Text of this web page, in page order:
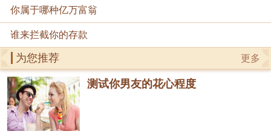
你属于哪种亿万富翁
谁来拦截你的存款
更多
为您推荐
测试你男友的花心程度